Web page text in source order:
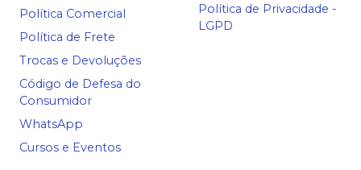
Política Comercial
Política de Frete
Trocas e Devoluções
Código de Defesa do
Consumidor
WhatsApp
Cursos e Eventos
Política de Privacidade -
LGPD